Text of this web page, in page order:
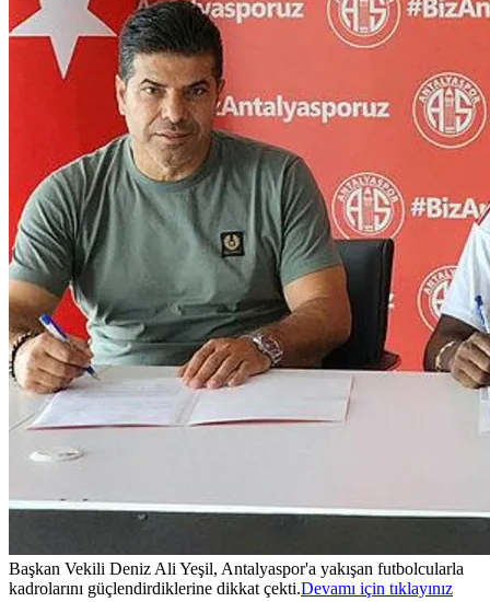
Başkan Vekili Deniz Ali Yeşil, Antalyaspor'a yakışan futbolcularla
kadrolarını güçlendirdiklerine dikkat çekti.Devamı için tıklayınız